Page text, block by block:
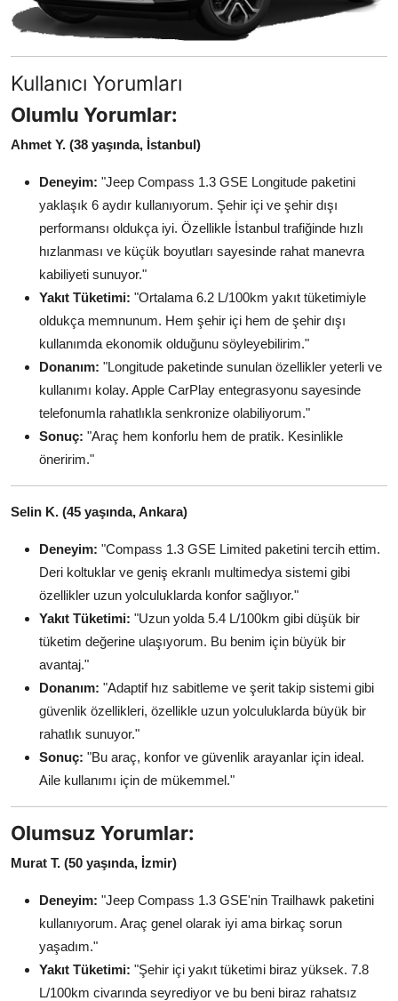
Kullanıcı Yorumları
Olumlu Yorumlar:
Ahmet Y. (38 yaşında, İstanbul)
Deneyim: "Jeep Compass 1.3 GSE Longitude paketini
yaklaşık 6 aydır kullanıyorum. Şehir içi ve şehir dışı
performansı oldukça iyi. Özellikle İstanbul trafiğinde hızlı
hızlanması ve küçük boyutları sayesinde rahat manevra
kabiliyeti sunuyor."
Yakıt Tüketimi: "Ortalama 6.2 L/100km yakıt tüketimiyle
oldukça memnunum. Hem şehir içi hem de şehir dışı
kullanımda ekonomik olduğunu söyleyebilirim."
Donanım: "Longitude paketinde sunulan özellikler yeterli ve
kullanımı kolay. Apple CarPlay entegrasyonu sayesinde
telefonumla rahatlıkla senkronize olabiliyorum."
Sonuç: "Araç hem konforlu hem de pratik. Kesinlikle
öneririm."
Selin K. (45 yaşında, Ankara)
Deneyim: "Compass 1.3 GSE Limited paketini tercih ettim.
Deri koltuklar ve geniş ekranlı multimedya sistemi gibi
özellikler uzun yolculuklarda konfor sağlıyor."
Yakıt Tüketimi: "Uzun yolda 5.4 L/100km gibi düşük bir
tüketim değerine ulaşıyorum. Bu benim için büyük bir
avantaj."
Donanım: "Adaptif hız sabitleme ve şerit takip sistemi gibi
güvenlik özellikleri, özellikle uzun yolculuklarda büyük bir
rahatlık sunuyor."
Sonuç: "Bu araç, konfor ve güvenlik arayanlar için ideal.
Aile kullanımı için de mükemmel."
Olumsuz Yorumlar:
Murat T. (50 yaşında, İzmir)
Deneyim: "Jeep Compass 1.3 GSE'nin Trailhawk paketini
kullanıyorum. Araç genel olarak iyi ama birkaç sorun
yaşadım."
Yakıt Tüketimi: "Şehir içi yakıt tüketimi biraz yüksek. 7.8
L/100km civarında seyrediyor ve bu beni biraz rahatsız